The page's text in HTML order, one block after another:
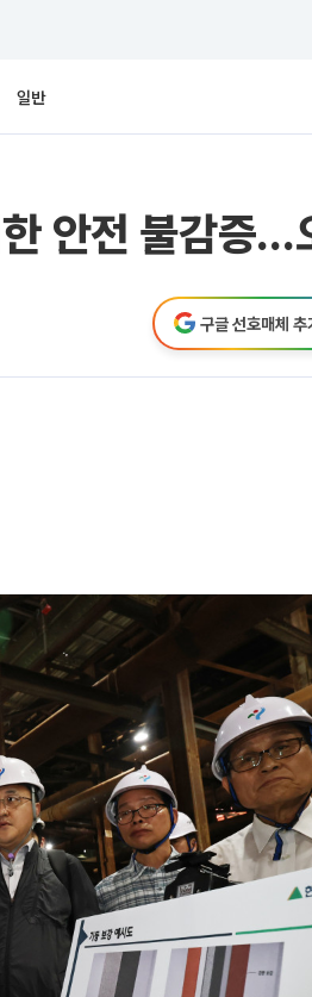
일반
안전 불감증…
구글 선호매체 추